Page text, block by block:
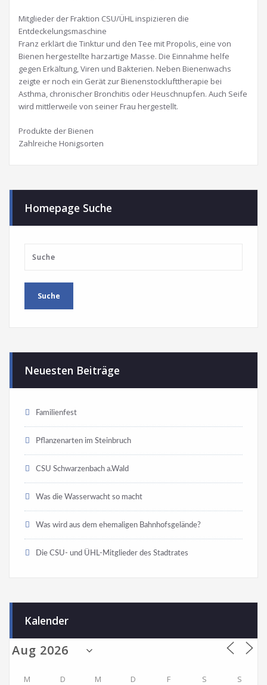
Mitglieder der Fraktion CSU/ÜHL inspizieren die
Entdeckelungsmaschine
Franz erklärt die Tinktur und den Tee mit Propolis, eine von
Bienen hergestellte harzartige Masse. Die Einnahme helfe
gegen Erkältung, Viren und Bakterien. Neben Bienenwachs
zeigte er noch ein Gerät zur Bienenstocklufttherapie bei
Asthma, chronischer Bronchitis oder Heuschnupfen. Auch Seife
wird mittlerweile von seiner Frau hergestellt.
Produkte der Bienen
Zahlreiche Honigsorten
Homepage Suche
Neuesten Beiträge
Familienfest
Pflanzenarten im Steinbruch
CSU Schwarzenbach a.Wald
Was die Wasserwacht so macht
Was wird aus dem ehemaligen Bahnhofsgelände?
Die CSU- und ÜHL-Mitglieder des Stadtrates
Kalender
M D M D F S S